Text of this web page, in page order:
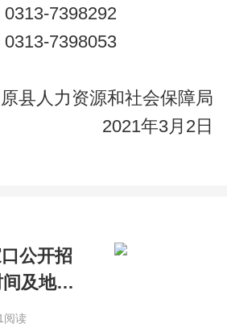
7398292
7398053
县人力资源和社会保障局
2021年3月2日
公开招
及地点
阅读